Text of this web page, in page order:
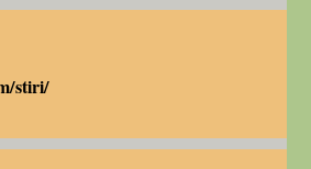
stiri/